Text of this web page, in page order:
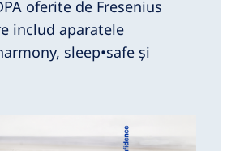
oferite de Fresenius
includ aparatele
sleep•safe și